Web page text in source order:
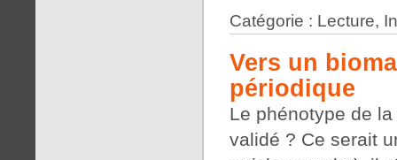
Catégorie : Lecture,
Vers un
périodique
Le phénotype de
validé ? Ce serait